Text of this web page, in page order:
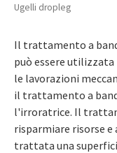
Ugelli dropleg
Il trattamento a
può essere
le lavorazioni
il trattamento a
l'irroratrice. Il
risparmiare risorse
trattata una